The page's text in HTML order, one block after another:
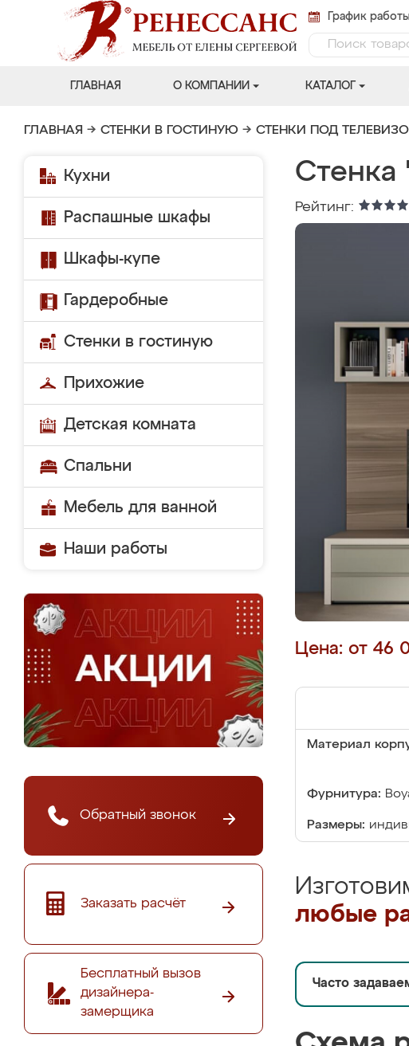
График
ГЛАВНАЯ О КОМПАНИИ КАТАЛОГ
ГЛАВНАЯ → СТЕНКИ В ГОСТИНУЮ → СТЕНКИ ПОД
Кухни
Распашные шкафы
Шкафы-купе
Гардеробные
Стенки в гостиную
Прихожие
Детская комната
Спальни
Мебель для ванной
Наши работы
Обратный звонок
Заказать расчёт
Бесплатный вызов
дизайнера-
замерщика
Стенка
Рейтинг:
Цена: от 46
Материал
Фурнитура:
Размеры:
любые
Часто